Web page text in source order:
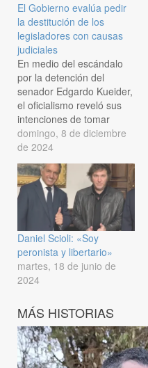
El Gobierno evalúa pedir
la destitución de los
legisladores con causas
judiciales
En medio del escándalo
por la detención del
senador Edgardo Kueider,
el oficialismo reveló sus
intenciones de tomar
medidas drásticas contra
los legisladores
investigados en causas
judiciales. Después de
que el kirchnerismo
impulse la formación de
una comisión en la
Cámara de Diputados
para investigar supuestos
"sobornos" vinculados a la
aprobación de la Ley
Bases, el Gobierno…
domingo, 8 de diciembre
de 2024
Daniel Scioli: «Soy
peronista y libertario»
martes, 18 de junio de
2024
MÁS HISTORIAS